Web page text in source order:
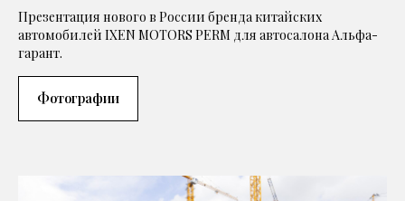
Презентация нового в России бренда китайских
автомобилей IXEN MOTORS PERM для автосалона Альфа-
гарант.
Фотографии